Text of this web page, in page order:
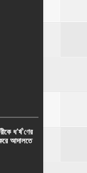
ধ'র্ষ'ণের
আদালতে